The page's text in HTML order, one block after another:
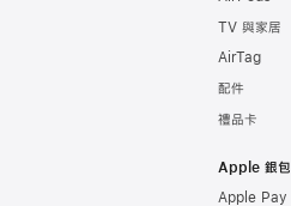
TV 與家居
AirTag
配件
禮品卡
Apple 銀包
Apple Pay